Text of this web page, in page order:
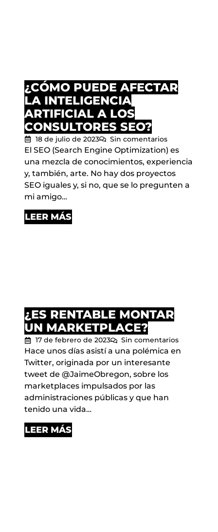
¿CÓMO PUEDE AFECTAR
LA INTELIGENCIA
ARTIFICIAL A LOS
CONSULTORES SEO?
18 de julio de 2023 Sin comentarios
El SEO (Search Engine Optimization) es
una mezcla de conocimientos, experiencia
y, también, arte. No hay dos proyectos
SEO iguales y, si no, que se lo pregunten a
mi amigo…
LEER MÁS
¿ES RENTABLE MONTAR
UN MARKETPLACE?
17 de febrero de 2023 Sin comentarios
Hace unos días asistí a una polémica en
Twitter, originada por un interesante
tweet de @JaimeObregon, sobre los
marketplaces impulsados por las
administraciones públicas y que han
tenido una vida…
LEER MÁS